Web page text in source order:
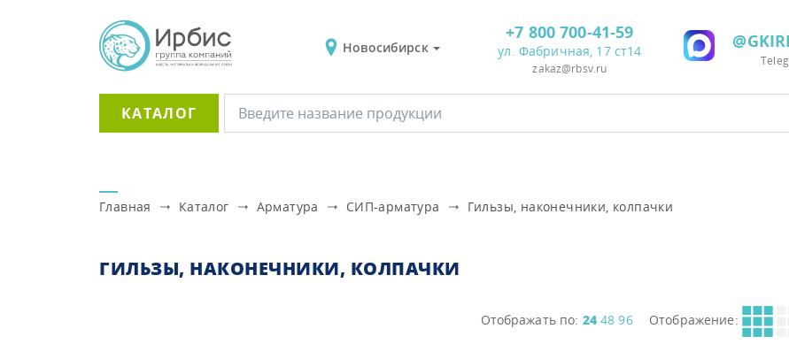
Новосибирск
+7 800 700-41-59
ул. Фабричная, 17 ст14
zakaz@rbsv.ru
КАТАЛОГ
Главная Каталог Арматура СИП-арматура Гильзы, наконечники, колпачки
ГИЛЬЗЫ, НАКОНЕЧНИКИ, КОЛПАЧКИ
Отображать по: 24 48 96 Отображение: